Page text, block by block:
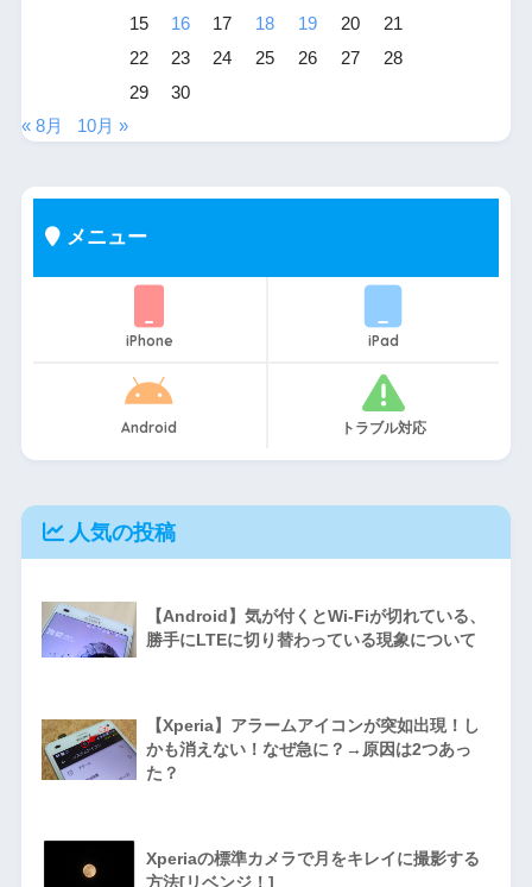
15
16 17 18 19 20
21
22
23 24 25 26 27
28
29
30
« 8月
10月 »
メニュー
iPhone iPad
Android トラブル対応
人気の投稿
【Android】気が付くとWi-Fiが切れている、
勝手にLTEに切り替わっている現象について
【Xperia】アラームアイコンが突如出現！し
かも消えない！なぜ急に？→原因は2つあっ
た？
Xperiaの標準カメラで月をキレイに撮影する
方法[リベンジ！]